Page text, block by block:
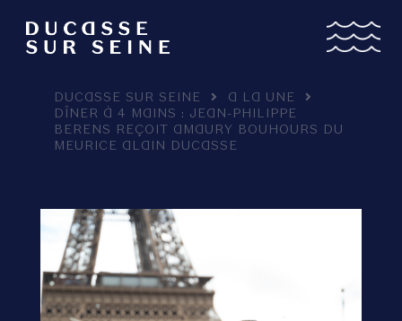
DUCASSE SUR SEINE
A LA UNE
DÎNER À 4 MAINS : JEAN-PHILIPPE
BERENS REÇOIT AMAURY BOUHOURS DU
MEURICE ALAIN DUCASSE